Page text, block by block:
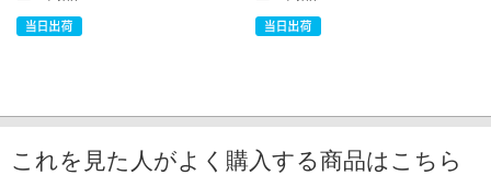
これを見た人がよく購入する商品はこちら